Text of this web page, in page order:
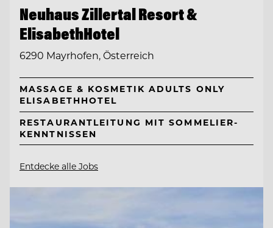
Neuhaus Zillertal Resort &
ElisabethHotel
6290 Mayrhofen, Österreich
MASSAGE & KOSMETIK ADULTS ONLY
ELISABETHHOTEL
RESTAURANTLEITUNG MIT SOMMELIER-
KENNTNISSEN
Entdecke alle Jobs